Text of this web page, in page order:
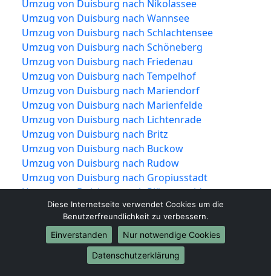
Umzug von Duisburg nach Nikolassee
Umzug von Duisburg nach Wannsee
Umzug von Duisburg nach Schlachtensee
Umzug von Duisburg nach Schöneberg
Umzug von Duisburg nach Friedenau
Umzug von Duisburg nach Tempelhof
Umzug von Duisburg nach Mariendorf
Umzug von Duisburg nach Marienfelde
Umzug von Duisburg nach Lichtenrade
Umzug von Duisburg nach Britz
Umzug von Duisburg nach Buckow
Umzug von Duisburg nach Rudow
Umzug von Duisburg nach Gropiusstadt
Umzug von Duisburg nach Plänterwald
Umzug von Duisburg nach Baumschulenweg
Umzug von Duisburg nach Johannisthal
Umzug von Duisburg nach Niederschöneweide
Umzug von Duisburg nach Altglienicke
Umzug von Duisburg nach Adlershof
Diese Internetseite verwendet Cookies um die
Benutzerfreundlichkeit zu verbessern.
Einverstanden
Nur notwendige Cookies
Datenschutzerklärung